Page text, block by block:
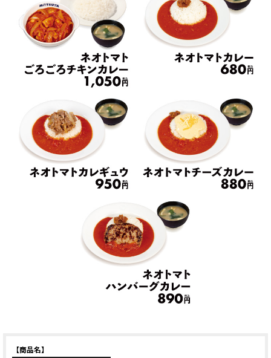
【商品名】